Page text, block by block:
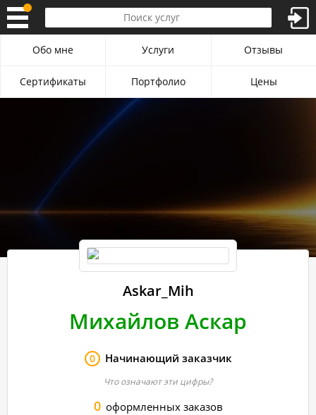
Askar_Mih
Михайлов Аскар
0 Начинающий заказчик
Что означают эти цифры?
0 оформленных заказов
Обо мне Услуги Отзывы
Сертификаты Портфолио Цены